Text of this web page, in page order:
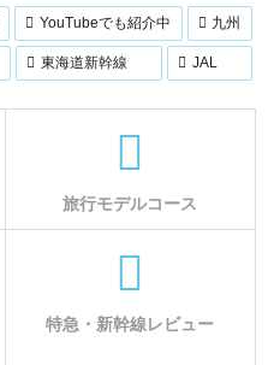
YouTubeでも紹介中 九州
東海道新幹線 JAL
旅行モデルコース
特急・新幹線レビュー